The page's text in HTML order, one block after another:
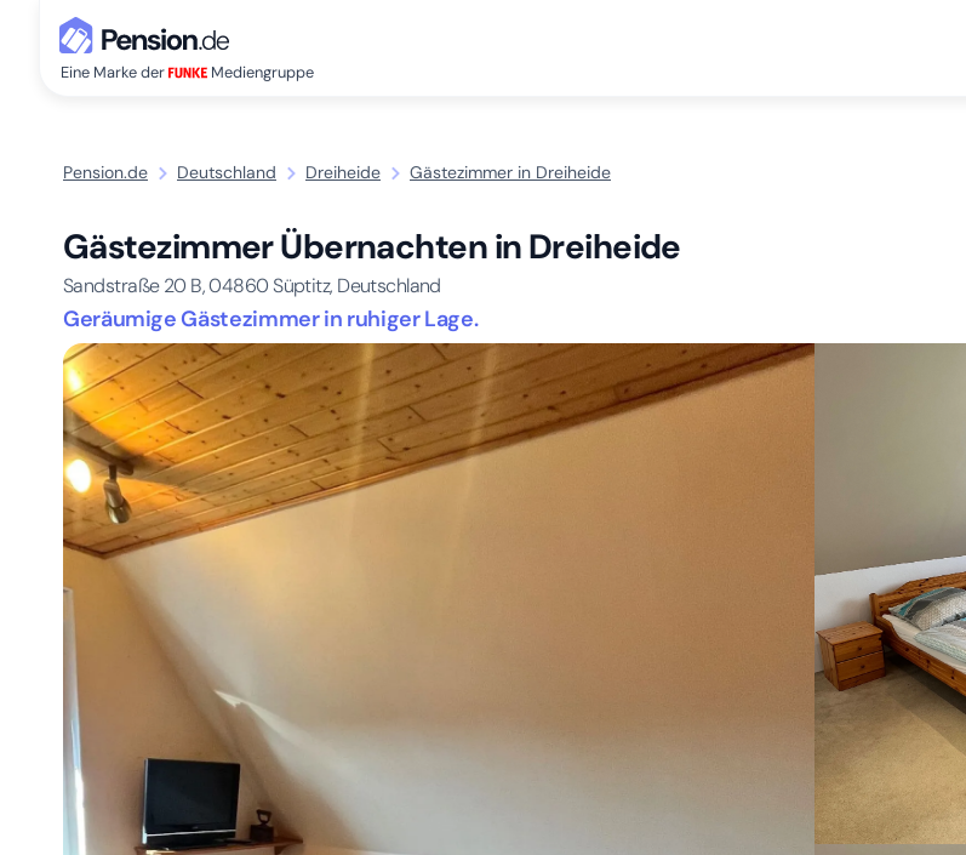
Eine Marke der Mediengruppe
Pension.de Deutschland Dreiheide Gästezimmer in Dreiheide
Gästezimmer Übernachten in Dreiheide
Sandstraße 20 B,04860Süptitz, Deutschland
Geräumige Gästezimmer in ruhiger Lage.